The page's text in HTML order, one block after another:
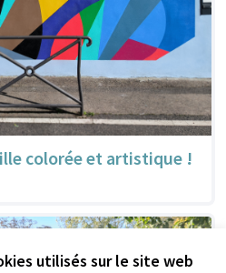
utilisés sur le site web
colorée et artistique !